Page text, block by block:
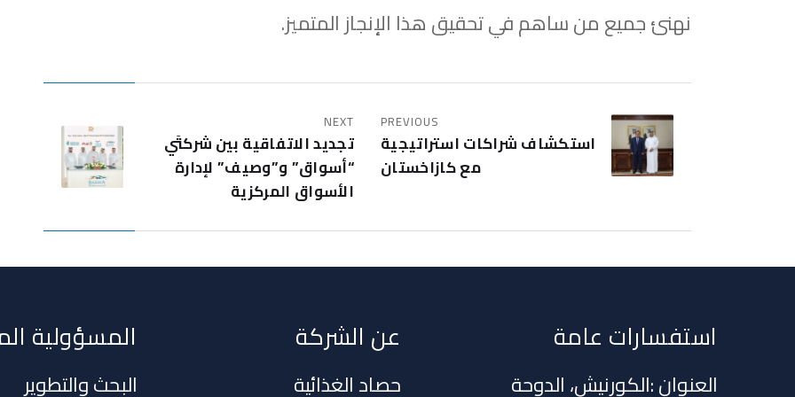
نهنئ جميع من ساهم في تحقيق هذا الإنجاز المتميز.
PREVIOUS
استكشاف شراكات استراتيجية
مع كازاخستان
NEXT
تجديد الاتفاقية بين شركتَي
“أسواق” و”وصيف” لإدارة
الأسواق المركزية
استفسارات عامة
العنوان :الكورنيش، الدوحة
عن الشركة
حصاد الغذائية
المسؤولية
البحث والتطوير